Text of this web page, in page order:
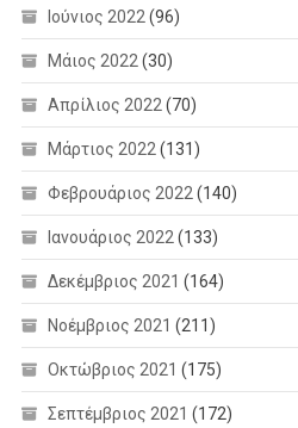
Ιούνιος 2022 (96)
Μάιος 2022 (30)
Απρίλιος 2022 (70)
Μάρτιος 2022 (131)
Φεβρουάριος 2022 (140)
Ιανουάριος 2022 (133)
Δεκέμβριος 2021 (164)
Νοέμβριος 2021 (211)
Οκτώβριος 2021 (175)
Σεπτέμβριος 2021 (172)